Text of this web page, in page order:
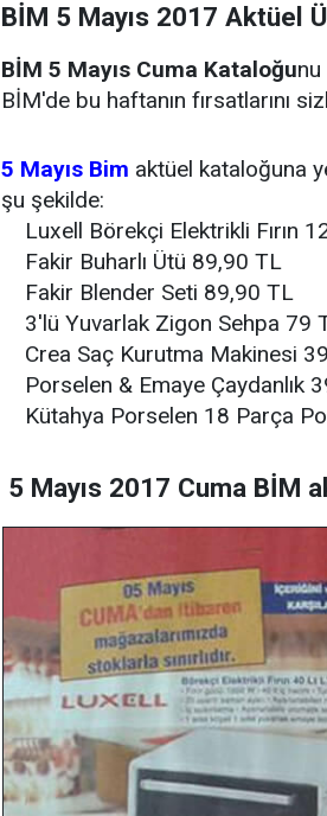
BİM 5 Mayıs 2017 Aktüel
BİM 5 Mayıs Cuma Kataloğu
BİM'de bu haftanın fırsatlarını
5 Mayıs Bim aktüel kataloğuna
şu şekilde:
Luxell Börekçi Elektrikli Fırın
Fakir Buharlı Ütü 89,90 TL
Fakir Blender Seti 89,90 TL
3'lü Yuvarlak Zigon Sehpa 79
Crea Saç Kurutma Makinesi
Porselen & Emaye Çaydanlık
Kütahya Porselen 18 Parça
5 Mayıs 2017 Cuma BİM